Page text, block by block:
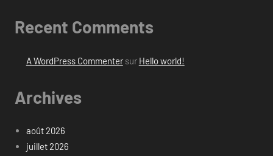
Recent Comments
A WordPress Commentersur Hello world!
Archives
août 2026
juillet 2026